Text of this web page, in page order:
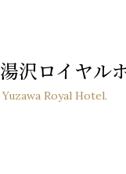
湯沢ロイヤル
Yuzawa Royal Hotel.